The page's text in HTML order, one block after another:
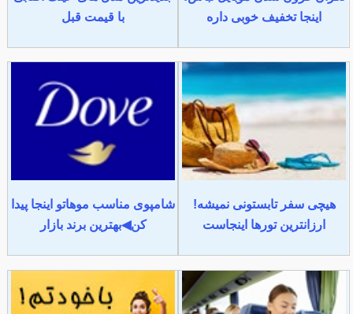
اینجا تخفیف خوبی داره
با قیمت قبل
هیچی سفر تابستونی نمیشه!
ارزانترین تورها اینجاست
شامپوی مناسب موهاتو اینجا پیدا
کن◀بهترین برند بازار